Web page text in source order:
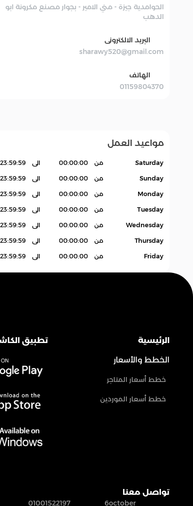
الحوامدية جيزة - مني الامير - بجوار مصنع مكرونة ابو
الدهب
البريد الالكترونى
sharawy520@gmail.com
الهاتف
01159804370
مواعيد العمل
Saturday من 00:00:00 الى 23:59:59
Sunday من 00:00:00 الى 23:59:59
Monday من 00:00:00 الى 23:59:59
Tuesday من 00:00:00 الى 23:59:59
Wednesday من 00:00:00 الى 23:59:59
Thursday من 00:00:00 الى 23:59:59
Friday من 00:00:00 الى 23:59:59
الرئيسية
الخطط والأسعار
خطط أسعار المتاجر
خطط أسعار الموردين
تطبيق
تواصل معنا
6october
01001522197